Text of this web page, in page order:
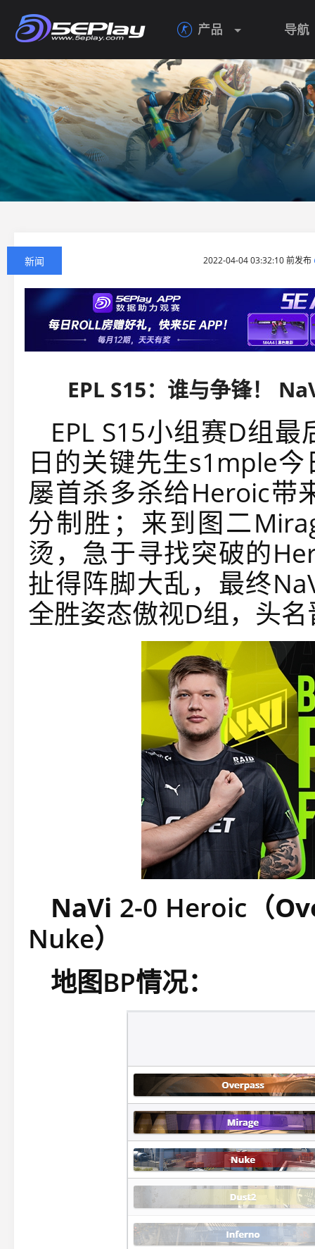
 产品 导航
新闻 2022-04-04 03:32:10 前发布
EPL S15：谁与争锋！
EPL S15小组赛D组
日的关键先生s1mple
屡首杀多杀给Heroic带
分制胜；来到图二
烫，急于寻找突破的
扯得阵脚大乱，最终
全胜姿态傲视D组，头
NaVi 2-0 Heroic （
Nuke）
地图BP情况：